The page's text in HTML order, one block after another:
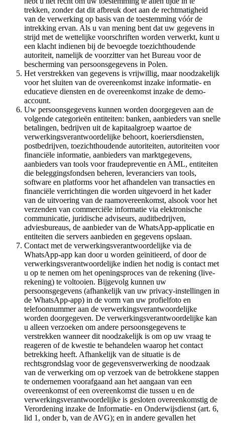
trekken, zonder dat dit afbreuk doet aan de rechtmatigheid
van de verwerking op basis van de toestemming vóór de
intrekking ervan. Als u van mening bent dat uw gegevens in
strijd met de wettelijke voorschriften worden verwerkt, kunt u
een klacht indienen bij de bevoegde toezichthoudende
autoriteit, namelijk de voorzitter van het Bureau voor de
bescherming van persoonsgegevens in Polen.
Het verstrekken van gegevens is vrijwillig, maar noodzakelijk
voor het sluiten van de overeenkomst inzake informatie- en
educatieve diensten en de overeenkomst inzake de demo-
account.
Uw persoonsgegevens kunnen worden doorgegeven aan de
volgende categorieën entiteiten: banken, aanbieders van snelle
betalingen, bedrijven uit de kapitaalgroep waartoe de
verwerkingsverantwoordelijke behoort, koeriersdiensten,
postbedrijven, toezichthoudende autoriteiten, autoriteiten voor
financiële informatie, aanbieders van marktgegevens,
aanbieders van tools voor fraudepreventie en AML, entiteiten
die beleggingsfondsen beheren, leveranciers van tools,
software en platforms voor het afhandelen van transacties en
financiële verrichtingen die worden uitgevoerd in het kader
van de uitvoering van de raamovereenkomst, alsook voor het
verzenden van commerciële informatie via elektronische
communicatie, juridische adviseurs, auditbedrijven,
adviesbureaus, de aanbieder van de WhatsApp-applicatie en
entiteiten die servers aanbieden en gegevens opslaan.
Contact met de verwerkingsverantwoordelijke via de
WhatsApp-app kan door u worden geïnitieerd, of door de
verwerkingsverantwoordelijke indien het nodig is contact met
u op te nemen om het openingsproces van de rekening (live-
rekening) te voltooien. Bijgevolg kunnen uw
persoonsgegevens (afhankelijk van uw privacy-instellingen in
de WhatsApp-app) in de vorm van uw profielfoto en
telefoonnummer aan de verwerkingsverantwoordelijke
worden doorgegeven. De verwerkingsverantwoordelijke kan
u alleen verzoeken om andere persoonsgegevens te
verstrekken wanneer dit noodzakelijk is om op uw vraag te
reageren of de kwestie te behandelen waarop het contact
betrekking heeft. Afhankelijk van de situatie is de
rechtsgrondslag voor de gegevensverwerking de noodzaak
van de verwerking om op verzoek van de betrokkene stappen
te ondernemen voorafgaand aan het aangaan van een
overeenkomst of een overeenkomst die tussen u en de
verwerkingsverantwoordelijke is gesloten overeenkomstig de
Verordening inzake de Informatie- en Onderwijsdienst (art. 6,
lid 1, onder b, van de AVG); en in andere gevallen het